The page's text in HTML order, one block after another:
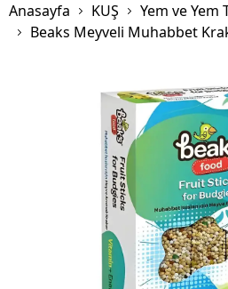
Anasayfa KUŞ Yem ve Yem
Beaks Meyveli Muhabbet